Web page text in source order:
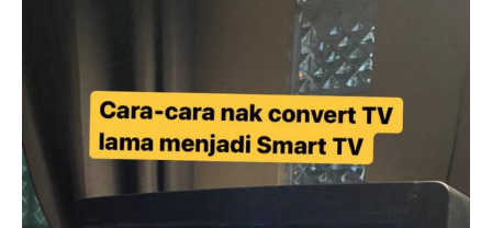
Landed
Video